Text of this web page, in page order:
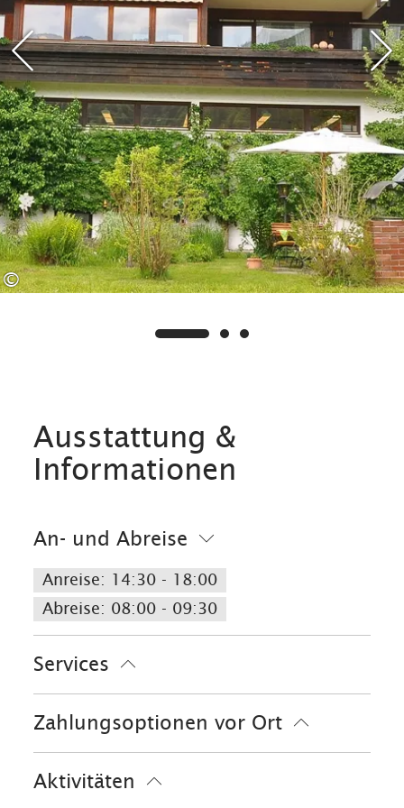
kostenlose Leistungen zu erhalten, wie
z.B. freien Eintritt im Freibad Reit im
Winkl und im Waldschwimmbad
Kössen.
©
Ausstattung &
Informationen
An- und Abreise
Anreise: 14:30 - 18:00
Abreise: 08:00 - 09:30
Services
kostenloser Parkplatz
Behindertenfreundlich
Zahlungsoptionen vor Ort
Aktivitäten